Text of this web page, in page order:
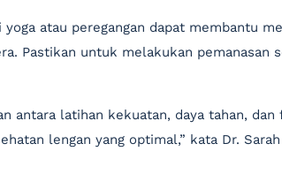
atau peregangan dapat membantu
Pastikan untuk melakukan pemanasan
antara latihan kekuatan, daya tahan,
lengan yang optimal,” kata Dr.